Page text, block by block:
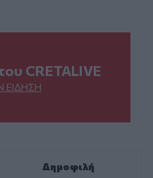
CRETALIVE
ΕΊΔΗΣΗ
Δημοφιλή